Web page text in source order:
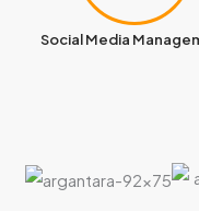
Social Media